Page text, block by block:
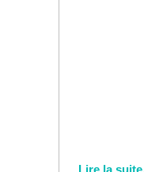
Lire la suite